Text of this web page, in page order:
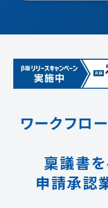
ワークフロ
稟議書
申請承認